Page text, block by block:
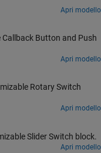
Apri modello
Callback Button and Push
Apri modello
Rotary Switch
Apri modello
Slider Switch block.
Apri modello